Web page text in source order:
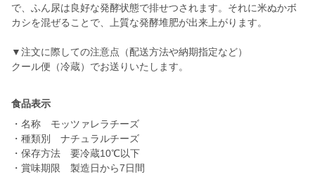
で、ふん尿は良好な発酵状態で排せつされます。それに米ぬかボ
カシを混ぜることで、上質な発酵堆肥が出来上がります。
▼注文に際しての注意点（配送方法や納期指定など）
クール便（冷蔵）でお送りいたします。
食品表示
・名称 モッツァレラチーズ
・種類別 ナチュラルチーズ
・保存方法 要冷蔵10℃以下
・賞味期限 製造日から7日間